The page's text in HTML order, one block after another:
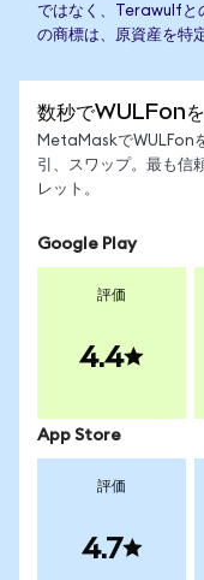
ではなく、Terawulfと
の商標は、原資産を特
数秒でWULFon
MetaMaskでWULFon
引、スワップ。最も信
レット。
Google Play
評価
4.4
App Store
評価
4.7